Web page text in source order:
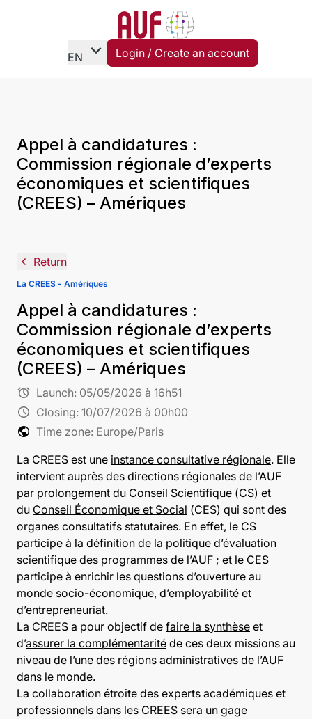
EN expand_more Login / Create an account
Appel à candidatures :
Commission régionale d’experts
économiques et scientifiques
(CREES) – Amériques
navigate_before Return
La CREES - Amériques
Appel à candidatures :
Commission régionale d’experts
économiques et scientifiques
(CREES) – Amériques
alarm Launch: 05/05/2026 à 16h51
schedule Closing: 10/07/2026 à 00h00
public Time zone: Europe/Paris
La CREES est une instance consultative régionale. Elle
intervient auprès des directions régionales de l’AUF
par prolongement du Conseil Scientifique (CS) et
du Conseil Économique et Social (CES) qui sont des
organes consultatifs statutaires. En effet, le CS
participe à la définition de la politique d’évaluation
scientifique des programmes de l’AUF ; et le CES
participe à enrichir les questions d’ouverture au
monde socio-économique, d’employabilité et
d’entrepreneuriat.
La CREES a pour objectif de faire la synthèse et
d’assurer la complémentarité de ces deux missions au
niveau de l’une des régions administratives de l’AUF
dans le monde.
La collaboration étroite des experts académiques et
professionnels dans les CREES sera un gage